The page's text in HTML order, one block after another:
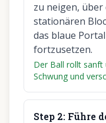
zu neigen, über
stationären
das blaue
fortzusetzen.
Der Ball rollt sanft
Schwung und
Step 2: Führe